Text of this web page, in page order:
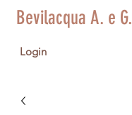
Bevilacqua A. e G.
Login